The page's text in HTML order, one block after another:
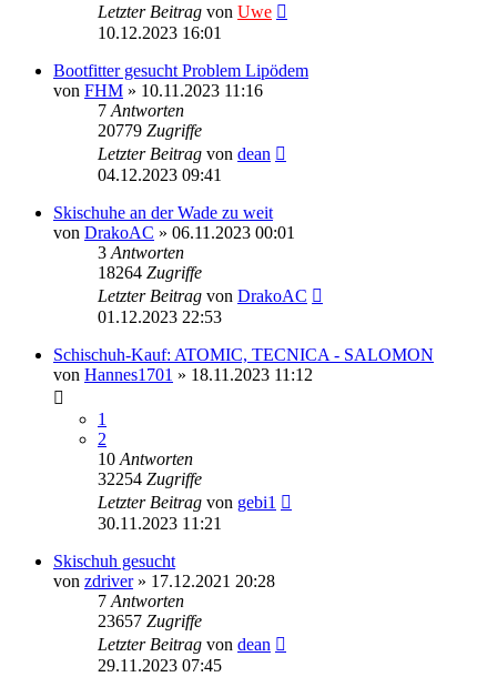
Letzter Beitrag von Uwe
10.12.2023 16:01
Bootfitter gesucht Problem Lipödem
von FHM » 10.11.2023 11:16
7 Antworten
20779 Zugriffe
Letzter Beitrag von dean
04.12.2023 09:41
Skischuhe an der Wade zu weit
von DrakoAC » 06.11.2023 00:01
3 Antworten
18264 Zugriffe
Letzter Beitrag von DrakoAC
01.12.2023 22:53
Schischuh-Kauf: ATOMIC, TECNICA - SALOMON
von Hannes1701 » 18.11.2023 11:12
1
2
10 Antworten
32254 Zugriffe
Letzter Beitrag von gebi1
30.11.2023 11:21
Skischuh gesucht
von zdriver» 17.12.2021 20:28
7 Antworten
23657 Zugriffe
Letzter Beitrag von dean
29.11.2023 07:45